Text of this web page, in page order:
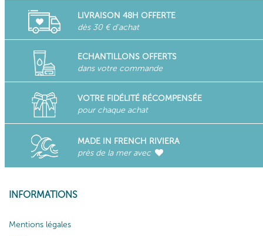
LIVRAISON 48H OFFERTE
dès 30 € d'achat
ECHANTILLONS OFFERTS
dans votre commande
VOTRE FIDÉLITÉ RÉCOMPENSÉE
pour chaque achat
MADE IN FRENCH RIVIERA
près de la mer avec
INFORMATIONS
Mentions légales